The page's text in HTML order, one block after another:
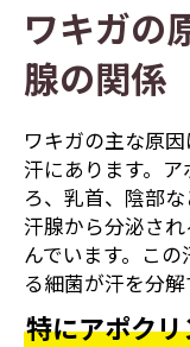
ワキガの
腺の関係
ワキガの主な原
汗にあります。
ろ、乳首、陰部
汗腺から分泌さ
んでいます。こ
る細菌が汗を分解
特にアポク